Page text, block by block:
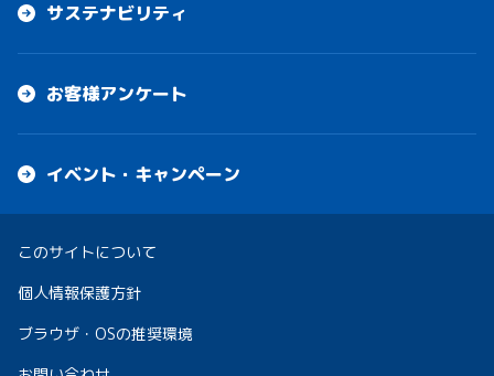
サステナビリティ
お客様アンケート
イベント・キャンペーン
このサイトについて
個人情報保護方針
ブラウザ・OSの推奨環境